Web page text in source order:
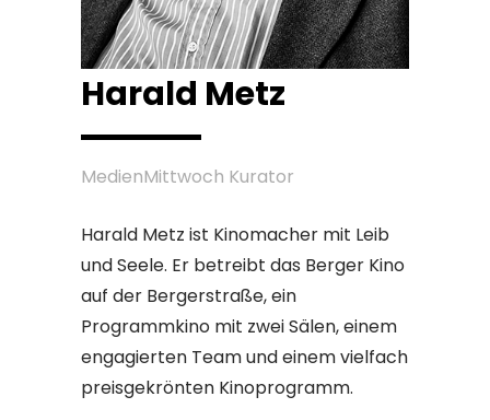
Harald Metz
MedienMittwoch Kurator
Harald Metz ist Kinomacher mit Leib
und Seele. Er betreibt das Berger Kino
auf der Bergerstraße, ein
Programmkino mit zwei Sälen, einem
engagierten Team und einem vielfach
preisgekrönten Kinoprogramm.